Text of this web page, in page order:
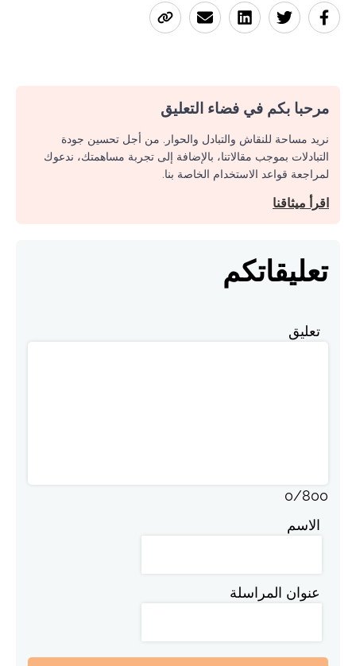
مرحبا بكم في فضاء التعليق
نريد مساحة للنقاش والتبادل والحوار. من أجل تحسين جودة
التبادلات بموجب مقالاتنا، بالإضافة إلى تجربة مساهمتك، ندعوك
لمراجعة قواعد الاستخدام الخاصة بنا.
اقرأ ميثاقنا
تعليقاتكم
تعليق
0/800
الاسم
عنوان المراسلة